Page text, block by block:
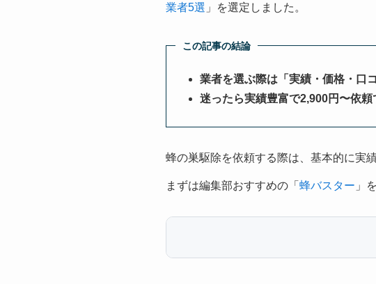
業者5選 」を選定しました。
この記事の結論
業者を選ぶ際は「実績・価格・口
迷ったら実績豊富で2,900円〜依頼
蜂の巣駆除を依頼する際は、基本的に実
まずは編集部おすすめの「 蜂バスター 」